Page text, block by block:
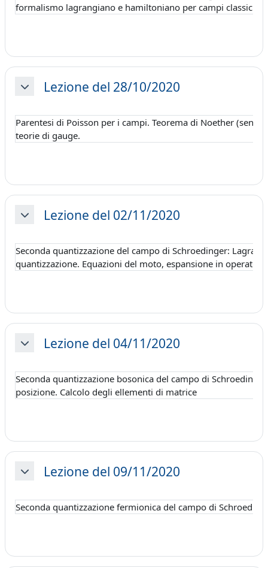
formalismo lagrangiano e hamiltoniano per campi classici.
MinimizzaLezione del 28/10/2020
Parentesi di Poisson per i campi. Teorema di Noether
teorie di gauge.
MinimizzaLezione del 02/11/2020
Seconda quantizzazione del campo di Schroedinger:
quantizzazione. Equazioni del moto, espansione in
MinimizzaLezione del 04/11/2020
Seconda quantizzazione bosonica del campo di
posizione. Calcolo degli ellementi di matrice
MinimizzaLezione del 09/11/2020
Seconda quantizzazione fermionica del campo di